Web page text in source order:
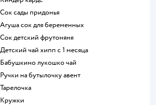
сок сады придонья
агуша сок для беременных
сок детский фрутоняня
детский чай хипп с 1 месяца
бабушкино лукошко чай
ручки на бутылочку авент
тарелочка
кружки